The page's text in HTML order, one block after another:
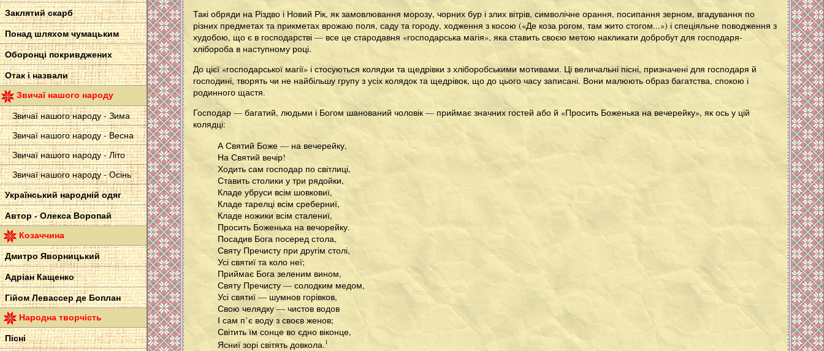
Заклятий скарб
Понад шляхом чумацьким
Оборонці покривджених
Отак і назвали
Звичаї нашого народу
Звичаї нашого народу - Зима
Звичаї нашого народу - Весна
Звичаї нашого народу - Літо
Звичаї нашого народу - Осінь
Український народній одяг
Автор - Олекса Воропай
Козаччина
Дмитро Яворницький
Адріан Кащенко
Гійом Левассер де Боплан
Народна творчість
Пісні
Такі обряди на Різдво і Новий Рік, як замовлювання морозу, чорних бур і злих вітрів, символічне орання, посипання зерном, вгадування по
різних предметах та прикметах врожаю поля, саду та городу, ходження з косою («Де коза рогом, там жито стогом...») і спеціяльне поводження з
худобою, що є в господарстві — все це стародавня «господарська магія», яка ставить своєю метою накликати добробут для господаря-
хлібороба в наступному році.
До цієї «господарської магії» і стосуються колядки та щедрівки з хліборобськими мотивами. Ці величальні пісні, призначені для господаря й
господині, творять чи не найбільшу групу з усіх колядок та щедрівок, що до цього часу записані. Вони малюють образ багатства, спокою і
родинного щастя.
Господар — багатий, людьми і Богом шанований чоловік — приймає значних гостей або й «Просить Боженька на вечерейку», як ось у цій
колядці:
А Святий Боже — на вечерейку,
На Святий вечір!
Ходить сам господар по світлиці,
Ставить столики у три рядойки,
Кладе убруси всім шовковиї,
Кладе тарелці всім среберниї,
Кладе ножики всім сталениї,
Просить Боженька на вечорейку.
Посадив Бога посеред стола,
Святу Пречисту при другім столі,
Усі святиї та коло неї;
Приймає Бога зеленим вином,
Святу Пречисту — солодким медом,
Усі святиї — шумнов горівков,
Свою челядку — чистов водов
І сам п’є воду з своєв женов;
Світить їм сонце во єдно віконце,
Ясниї зорі світять довкола.1